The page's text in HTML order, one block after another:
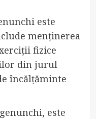
este
menținerea
fizice
din jurul
încălțăminte
este